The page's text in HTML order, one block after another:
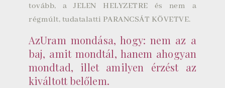
tovább, a JELEN HELYZETRE és nem a
régmúlt, tudatalatti PARANCSÁT KÖVETVE.
AzUram mondása, hogy: nem az a
baj, amit mondtál, hanem ahogyan
mondtad, illet amilyen érzést az
kiváltott belőlem.